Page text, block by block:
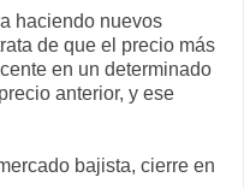
haciendo nuevos
de que el precio más
en un determinado
anterior, y ese
bajista, cierre en